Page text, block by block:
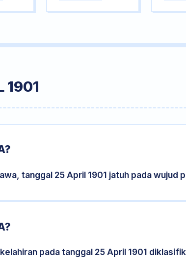
1901
tanggal 25 April 1901 jatuh pada wujud
pada tanggal 25 April 1901